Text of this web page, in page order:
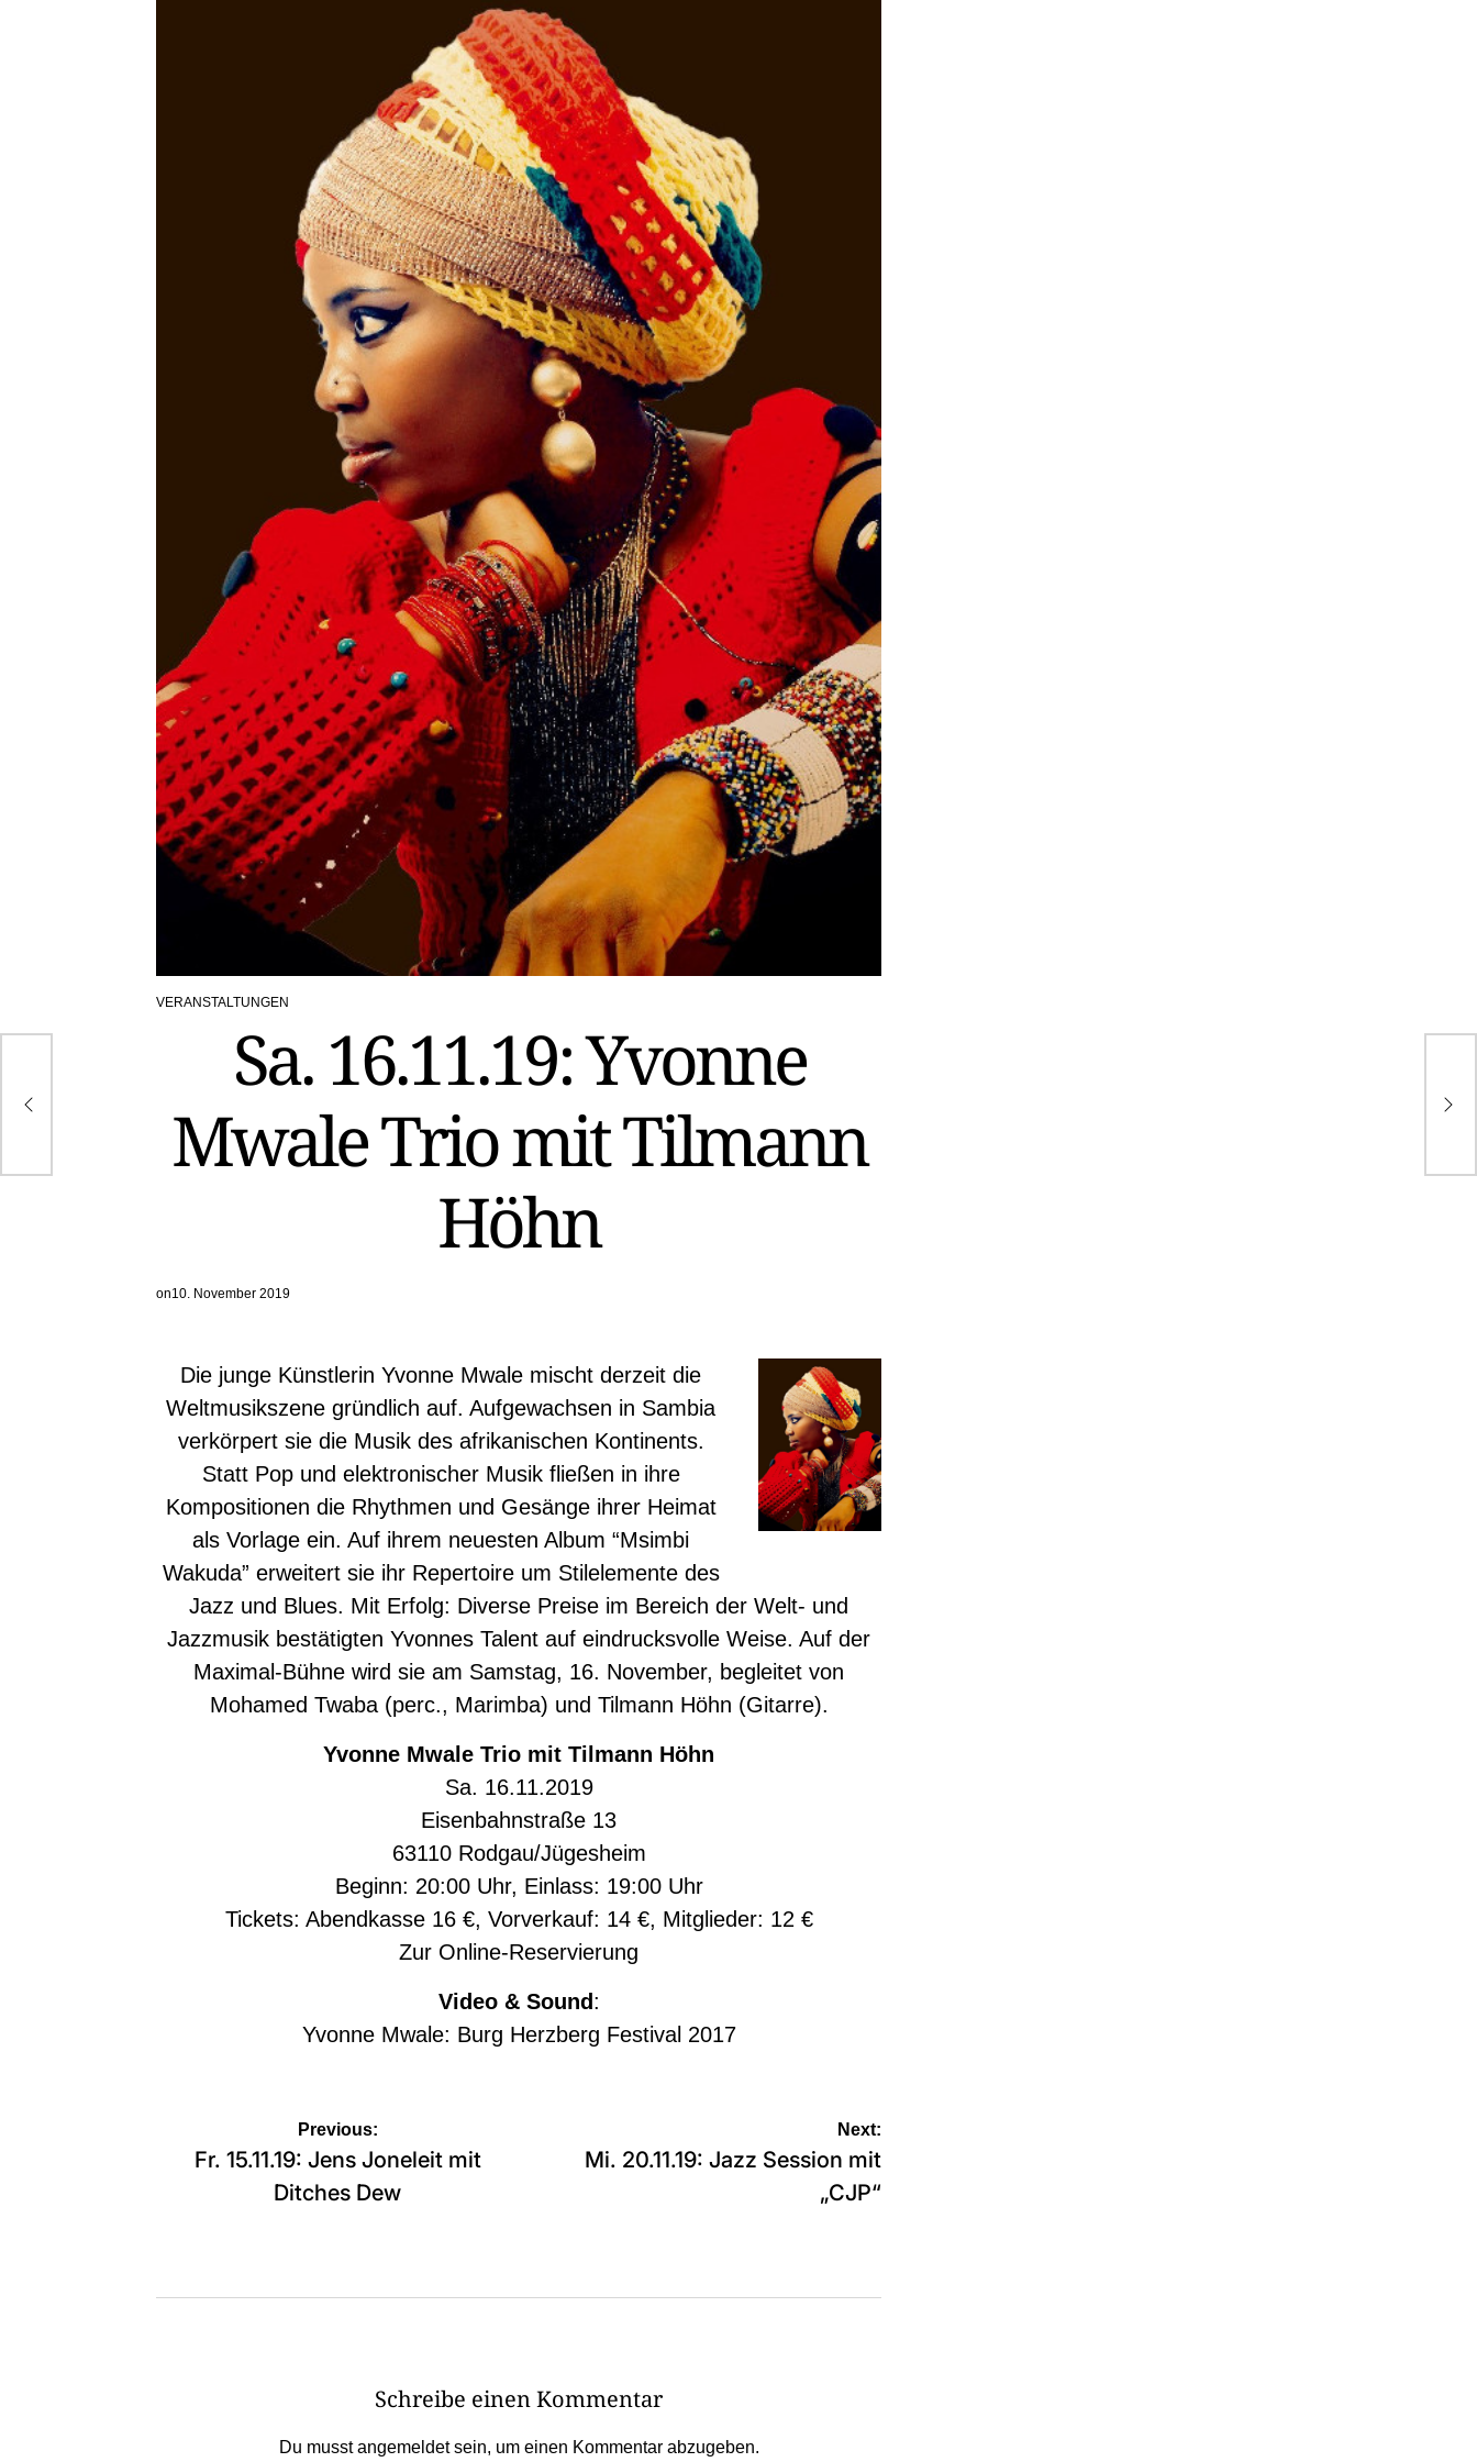
POSTED
VERANSTALTUNGEN
Sa. 16.11.19: Yvonne
Mwale Trio mit Tilmann
Höhn
on10. November 2019
Die junge Künstlerin Yvonne Mwale mischt derzeit die
Weltmusikszene gründlich auf. Aufgewachsen in Sambia
verkörpert sie die Musik des afrikanischen Kontinents.
Statt Pop und elektronischer Musik fließen in ihre
Kompositionen die Rhythmen und Gesänge ihrer Heimat
als Vorlage ein. Auf ihrem neuesten Album “Msimbi
Wakuda” erweitert sie ihr Repertoire um Stilelemente des
Jazz und Blues. Mit Erfolg: Diverse Preise im Bereich der Welt- und
Jazzmusik bestätigten Yvonnes Talent auf eindrucksvolle Weise. Auf der
Maximal-Bühne wird sie am Samstag, 16. November, begleitet von
Mohamed Twaba (perc., Marimba) und Tilmann Höhn (Gitarre).
Yvonne Mwale Trio mit Tilmann Höhn
Sa. 16.11.2019
Eisenbahnstraße 13
63110 Rodgau/Jügesheim
Beginn: 20:00 Uhr, Einlass: 19:00 Uhr
Tickets: Abendkasse 16 €, Vorverkauf: 14 €, Mitglieder: 12 €
Zur Online-Reservierung
Video & Sound:
Yvonne Mwale: Burg Herzberg Festival 2017
Beitragsnavigation
Previous:
Fr. 15.11.19: Jens Joneleit mit
Ditches Dew
Next:
Mi. 20.11.19: Jazz Session mit
„CJP“
Schreibe einen Kommentar
Du musstangemeldetsein, um einen Kommentar abzugeben.